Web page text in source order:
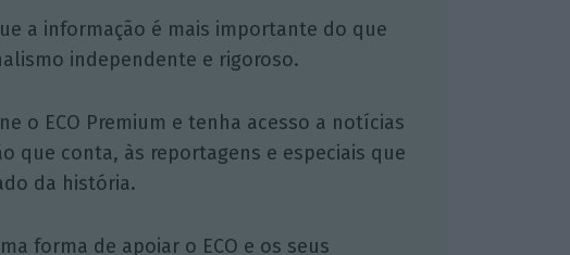
a informação é mais importante do que
independente e rigoroso.
o ECO Premium e tenha acesso a notícias
que conta, às reportagens e especiais que
da história.
forma de apoiar o ECO e os seus